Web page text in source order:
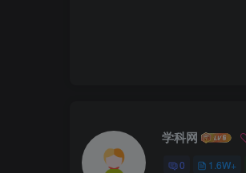
学科网
0 1.6W+